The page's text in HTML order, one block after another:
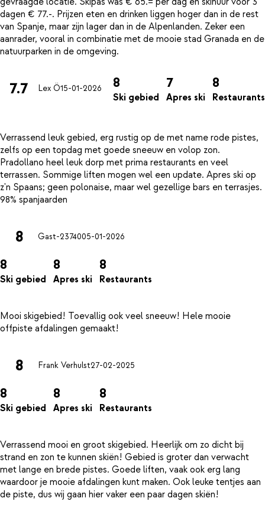
dagen € 77.-. Prijzen eten en drinken liggen hoger dan in de rest
van Spanje, maar zijn lager dan in de Alpenlanden. Zeker een
aanrader, vooral in combinatie met de mooie stad Granada en de
7.7 Lex Ö15-01-2026 8
Ski gebied
7
Apres ski
8
Restaurants
Verrassend leuk gebied, erg rustig op de met name rode pistes,
zelfs op een topdag met goede sneeuw en volop zon.
Pradollano heel leuk dorp met prima restaurants en veel
terrassen. Sommige liften mogen wel een update. Apres ski op
z'n Spaans; geen polonaise, maar wel gezellige bars en terrasjes.
8 Gast-2374005-01-2026
8
Ski gebied
8
Apres ski
8
Restaurants
Mooi skigebied! Toevallig ook veel sneeuw! Hele mooie
8 Frank Verhulst27-02-2025
8
Ski gebied
8
Apres ski
8
Restaurants
Verrassend mooi en groot skigebied. Heerlijk om zo dicht bij
strand en zon te kunnen skiën! Gebied is groter dan verwacht
met lange en brede pistes. Goede liften, vaak ook erg lang
waardoor je mooie afdalingen kunt maken. Ook leuke tentjes aan